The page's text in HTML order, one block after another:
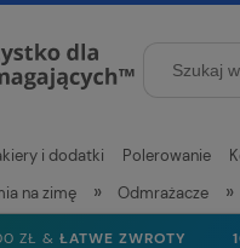
i dodatki Polerowanie
na zimę » Odmrażacze »
ZŁ & ŁATWE ZWROTY